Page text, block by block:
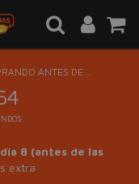
ANTES DE...
8 (antes de las
extra